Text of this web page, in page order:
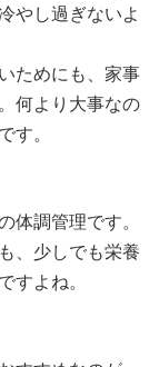
やし過ぎないよ
ためにも、家事
何より大事なの
す。
体調管理です。
、少しでも栄養
すよね。